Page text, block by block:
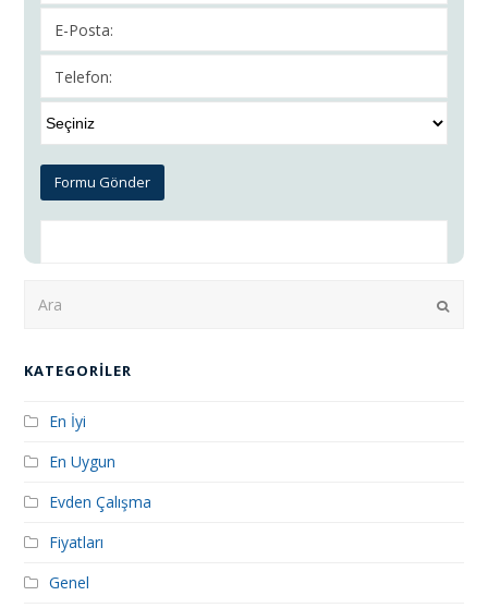
KATEGORILER
En İyi
En Uygun
Evden Çalışma
Fiyatları
Genel